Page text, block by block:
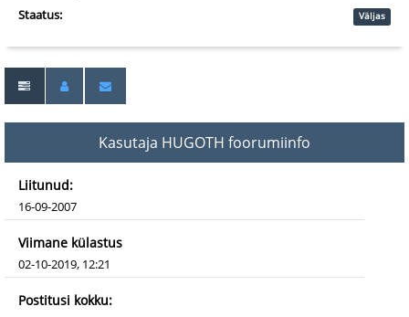
Staatus:
Väljas
Kasutaja HUGOTH foorumiinfo
Liitunud:
16-09-2007
Viimane külastus
02-10-2019, 12:21
Postitusi kokku: